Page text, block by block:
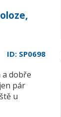
ID: SP0698
dobře
pár
u